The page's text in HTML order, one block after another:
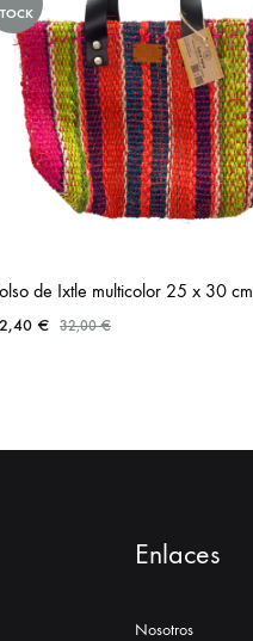
de Ixtle multicolor 25 x 30 cm
€ 32,00€
Enlaces
Nosotros